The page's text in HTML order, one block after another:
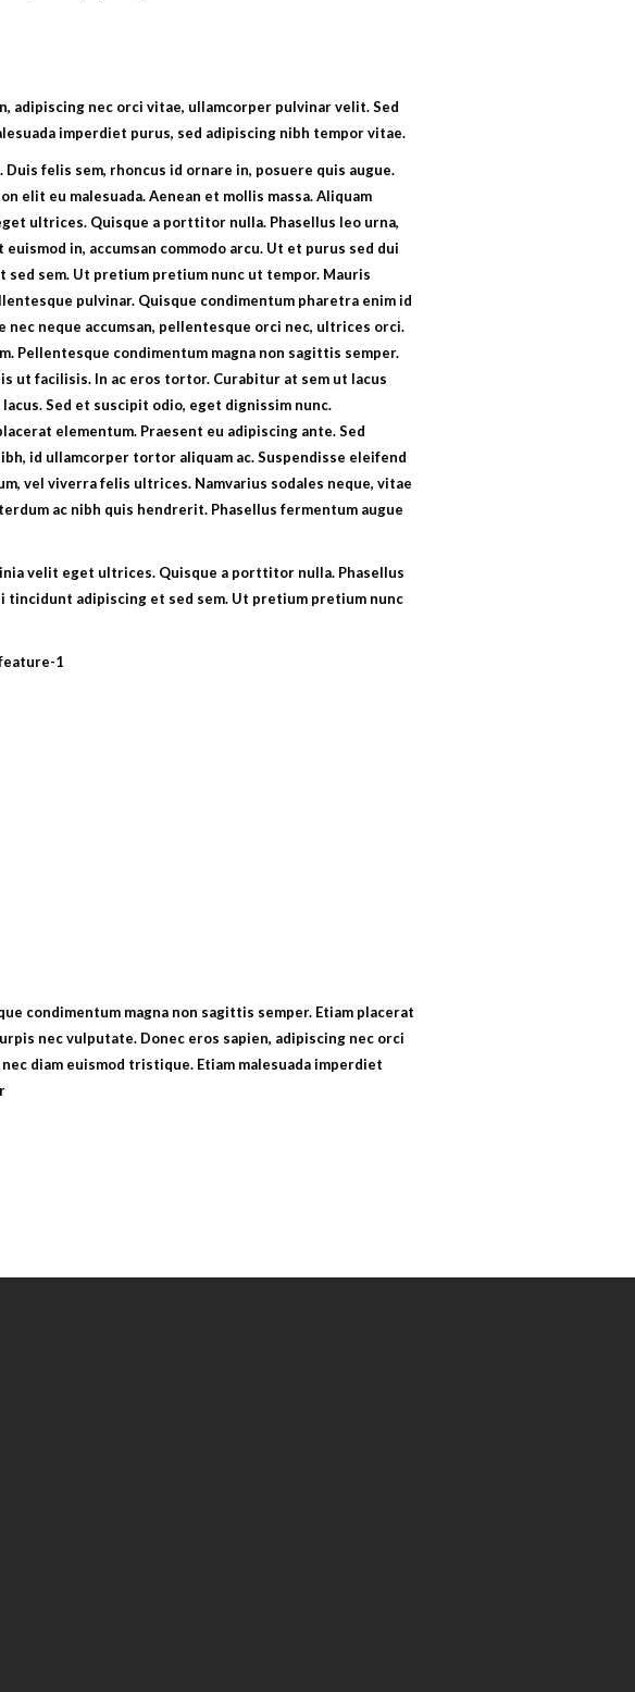
adipiscing nec orci vitae, ullamcorper pulvinar velit. Sed
imperdiet purus, sed adipiscing nibh tempor vitae.
Duis felis sem, rhoncus id ornare in, posuere quis augue.
elit eu malesuada. Aenean et mollis massa. Aliquam
ultrices. Quisque a porttitor nulla. Phasellus leo urna,
in, accumsan commodo arcu. Ut et purus sed dui
sem. Ut pretium pretium nunc ut tempor. Mauris
pulvinar. Quisque condimentum pharetra enim id
nec neque accumsan, pellentesque orci nec, ultrices orci.
Pellentesque condimentum magna non sagittis semper.
ut facilisis. In ac eros tortor. Curabitur at sem ut lacus
Sed et suscipit odio, eget dignissim nunc.
elementum. Praesent eu adipiscing ante. Sed
id ullamcorper tortor aliquam ac. Suspendisse eleifend
vel viverra felis ultrices. Namvarius sodales neque, vitae
ac nibh quis hendrerit. Phasellus fermentum augue
velit eget ultrices. Quisque a porttitor nulla. Phasellus
tincidunt adipiscing et sed sem. Ut pretium pretium nunc
condimentum magna non sagittis semper. Etiam placerat
nec vulputate. Donec eros sapien, adipiscing nec orci
diam euismod tristique. Etiam malesuada imperdiet